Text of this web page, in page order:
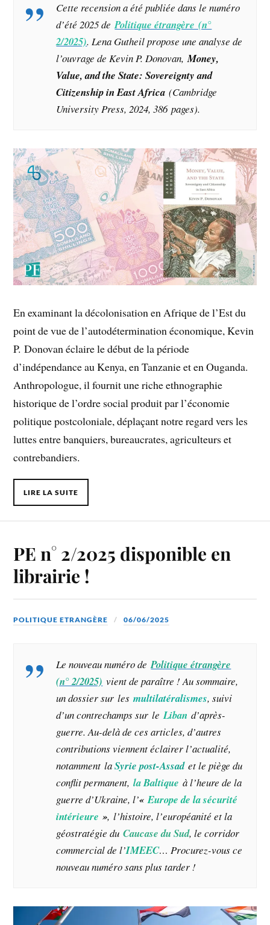
Cette recension a été publiée dans le numéro
d’été 2025 dePolitique étrangère (n°
2/2025). Lena Gutheil propose une analyse de
l’ouvrage de Kevin P. Donovan, Money,
Value, and the State: Sovereignty and
Citizenship in East Africa (Cambridge
University Press, 2024, 386 pages).
En examinant la décolonisation en Afrique de l’Est du
point de vue de l’autodétermination économique, Kevin
P. Donovan éclaire le début de la période
d’indépendance au Kenya, en Tanzanie et en Ouganda.
Anthropologue, il fournit une riche ethnographie
historique de l’ordre social produit par l’économie
politique postcoloniale, déplaçant notre regard vers les
luttes entre banquiers, bureaucrates, agriculteurs et
contrebandiers.
LIRE LA SUITE
PE n° 2/2025 disponible en
librairie !
POLITIQUE ETRANGÈRE 06/06/2025
Le nouveau numéro dePolitique étrangère
(n° 2/2025) vient de paraître ! Au sommaire,
un dossier sur les multilatéralismes, suivi
d’un contrechamps sur le Liban d’après-
guerre. Au-delà de ces articles, d’autres
contributions viennent éclairer l’actualité,
notamment laSyrie post-Assad et le piège du
conflit permanent, la Baltique à l’heure de la
guerre d’Ukraine, l’«Europe de la sécurité
intérieure», l’histoire, l’européanité et la
géostratégie duCaucase du Sud, le corridor
commercial de l’IMEEC… Procurez-vous ce
nouveau numéro sans plus tarder !